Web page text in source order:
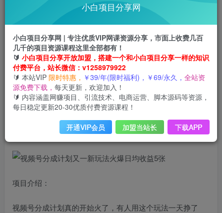
0 261 28
视频号分成计划又一新玩法火爆日均收益5张
此内容为会员免费，请付费后查看
云币3 限时特惠
云币 99
年VIP免费
登录购买
会员免费
项目介绍：
视频号分成计划真的开始火了，有人用这个玩法一天挣了
小白项目分享网
小白项目分享网 | 专注优质VIP网课资源分享，市面上收费几百
几千的项目资源课程这里全部都有！
🔰 小白项目分享开放加盟，搭建一个和小白项目分享一样的知识
付费平台，站长微信：v1258979922
🔰 本站VIP 限时特惠， ￥39/年(限时福利)，￥69/永久， 全站资
源免费下载， 每天更新，欢迎加入！
🔰 内容涵盖网赚项目、引流技术、电商运营、脚本源码等资源，
每日稳定更新20-30优质付费资源课程！
开通VIP会员 加盟当站长 下载APP